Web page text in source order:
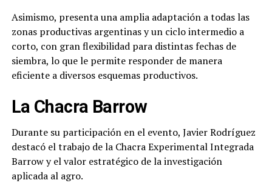
Asimismo, presenta una amplia adaptación a todas las
zonas productivas argentinas y un ciclo intermedio a
corto, con gran flexibilidad para distintas fechas de
siembra, lo que le permite responder de manera
eficiente a diversos esquemas productivos.
La Chacra Barrow
Durante su participación en el evento, Javier Rodríguez
destacó el trabajo de la Chacra Experimental Integrada
Barrow y el valor estratégico de la investigación
aplicada al agro.